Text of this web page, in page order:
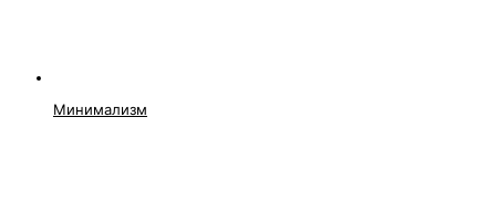
Минимализм